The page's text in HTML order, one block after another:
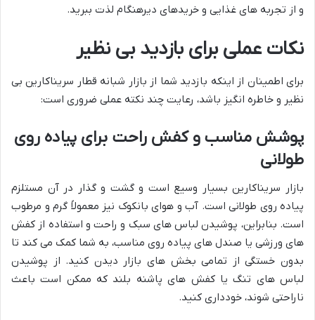
و از تجربه های غذایی و خریدهای دیرهنگام لذت ببرید.
نکات عملی برای بازدید بی نظیر
برای اطمینان از اینکه بازدید شما از بازار شبانه قطار سریناکارین بی
نظیر و خاطره انگیز باشد، رعایت چند نکته عملی ضروری است:
پوشش مناسب و کفش راحت برای پیاده روی
طولانی
بازار سریناکارین بسیار وسیع است و گشت و گذار در آن مستلزم
پیاده روی طولانی است. آب و هوای بانکوک نیز معمولاً گرم و مرطوب
است. بنابراین، پوشیدن لباس های سبک و راحت و استفاده از کفش
های ورزشی یا صندل های پیاده روی مناسب، به شما کمک می کند تا
بدون خستگی از تمامی بخش های بازار دیدن کنید. از پوشیدن
لباس های تنگ یا کفش های پاشنه بلند که ممکن است باعث
ناراحتی شوند، خودداری کنید.